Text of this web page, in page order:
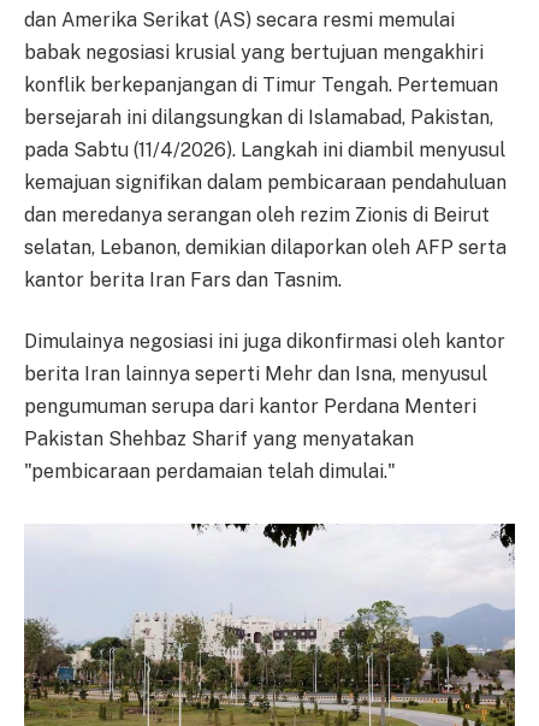
dan Amerika Serikat (AS) secara resmi memulai
babak negosiasi krusial yang bertujuan mengakhiri
konflik berkepanjangan di Timur Tengah. Pertemuan
bersejarah ini dilangsungkan di Islamabad, Pakistan,
pada Sabtu (11/4/2026). Langkah ini diambil menyusul
kemajuan signifikan dalam pembicaraan pendahuluan
dan meredanya serangan oleh rezim Zionis di Beirut
selatan, Lebanon, demikian dilaporkan oleh AFP serta
kantor berita Iran Fars dan Tasnim.
Dimulainya negosiasi ini juga dikonfirmasi oleh kantor
berita Iran lainnya seperti Mehr dan Isna, menyusul
pengumuman serupa dari kantor Perdana Menteri
Pakistan Shehbaz Sharif yang menyatakan
"pembicaraan perdamaian telah dimulai."